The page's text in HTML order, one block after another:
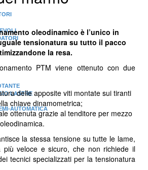
LASTRE
AUTOMATICA
oleodinamico è l’unico in
tensionatura su tutto il pacco
la resa.
PTM viene ottenuto con due
delle apposite viti montate sui tiranti
chiave dinamometrica;
ottenuta grazie al tenditore per mezzo
la stessa tensione su tutte le lame,
più veloce e sicuro, che non richiede il
tecnici specializzati per la tensionatura